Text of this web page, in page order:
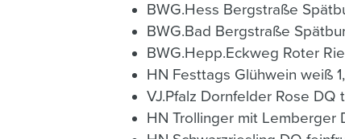
BWG.Bad Bergstraße
BWG.Hepp.Eckweg Roter
HN Festtags Glühwein weiß
VJ.Pfalz Dornfelder Rose DQ
HN Trollinger mit Lemberger